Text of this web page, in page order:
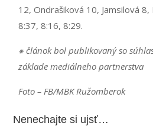
12, Ondrašiková 10, Jamsilová
8:37, 8:16, 8:29.
⁕ článok bol publikovaný so
základe mediálneho partnerstva
Foto –FB/MBK Ružomberok
Nenechajte si ujsť…